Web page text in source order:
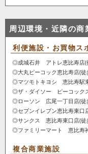
周辺環境・近隣の商
利便施設・お買物ス
◎成城石井 アトレ恵比寿店(
◎大丸ピーコック恵比寿店(徒
◎マツモトキヨシ 恵比寿駅
◎ザ・ダイソー ピーコック
◎ローソン 広尾一丁目店(徒
◎セブンイレブン恵比寿東口
◎サンクス 恵比寿東口店(徒
◎ファミリーマート 恵比寿
複合商業施設